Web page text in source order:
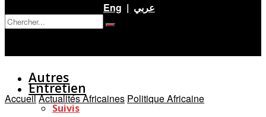
Entretien
Autres
Suivis
Entretien
Eng | عربي
AccueilActualités Africaines Politique Africaine